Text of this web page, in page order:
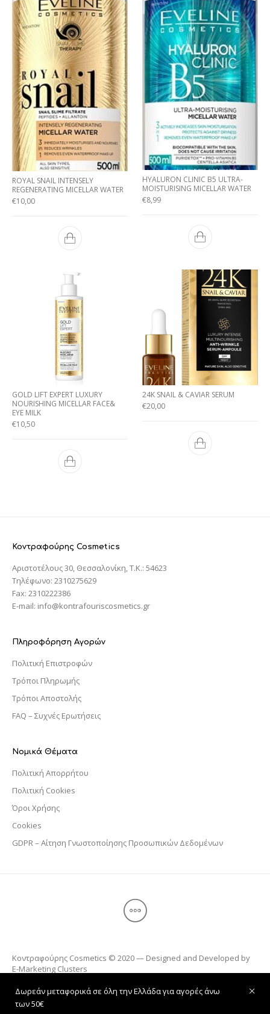
ROYAL SNAIL INTENSELY
REGENERATING MICELLAR WATER
€10,00
HYALURON CLINIC B5 ULTRA-
MOISTURISING MICELLAR WATER
€8,99
GOLD LIFT EXPERT LUXURY
NOURISHING MICELLAR FACE&
EYE MILK
€10,50
24K SNAIL & CAVIAR SERUM
€20,00
Κοντραφούρης Cosmetics
Αριστοτέλους 30, Θεσσαλονίκη, T.K.: 54623
Τηλέφωνο: 2310275629
Fax: 2310222386
E-mail: info@kontrafouriscosmetics.gr
Πληροφόρηση Αγορών
Πολιτική Επιστροφών
Τρόποι Πληρωμής
Τρόποι Αποστολής
FAQ – Συχνές Ερωτήσεις
Νομικά Θέματα
Πολιτική Απορρήτου
Πολιτική Cookies
Όροι Χρήσης
Cookies
GDPR – Αίτηση Γνωστοποίησης Προσωπικών Δεδομένων
Κοντραφούρης Cosmetics © 2020 — Designed and Developed by
E-Marketing Clusters
Δωρεάν μεταφορικά σε όλη την Ελλάδα για αγορές άνω
των 50€